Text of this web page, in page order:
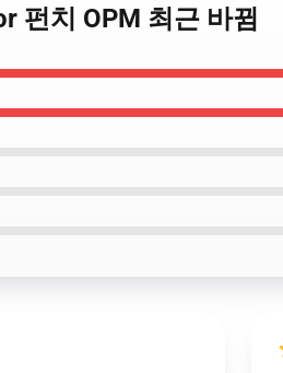
펀치 OPM 최근 바뀜